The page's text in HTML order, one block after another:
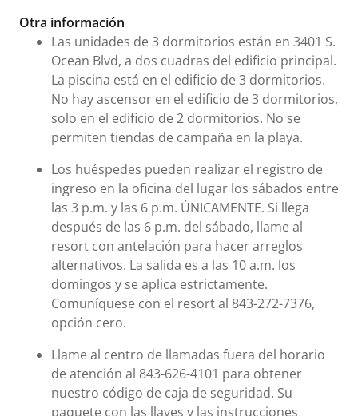
Otra información
Las unidades de 3 dormitorios están en 3401 S.
Ocean Blvd, a dos cuadras del edificio principal.
La piscina está en el edificio de 3 dormitorios.
No hay ascensor en el edificio de 3 dormitorios,
solo en el edificio de 2 dormitorios. No se
permiten tiendas de campaña en la playa.
Los huéspedes pueden realizar el registro de
ingreso en la oficina del lugar los sábados entre
las 3 p.m. y las 6 p.m. ÚNICAMENTE. Si llega
después de las 6 p.m. del sábado, llame al
resort con antelación para hacer arreglos
alternativos. La salida es a las 10 a.m. los
domingos y se aplica estrictamente.
Comuníquese con el resort al 843-272-7376,
opción cero.
Llame al centro de llamadas fuera del horario
de atención al 843-626-4101 para obtener
nuestro código de caja de seguridad. Su
paquete con las llaves y las instrucciones